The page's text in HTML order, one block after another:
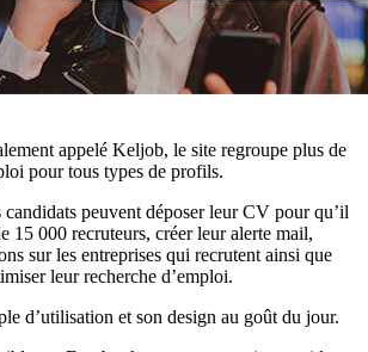
appelé Keljob, le site regroupe plus de
pour tous types de profils.
peuvent déposer leur CV pour qu’il
15 000 recruteurs, créer leur alerte mail,
sur les entreprises qui recrutent ainsi que
leur recherche d’emploi.
d’utilisation et son design au goût du jour.